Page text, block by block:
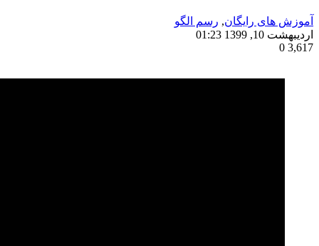
آموزش های رایگان, رسم الگو
اردیبهشت 10, 1399 01:23
3,617
0